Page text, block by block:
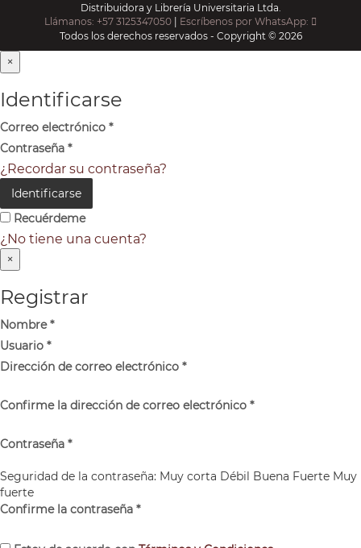
Distribuidora y Librería Universitaria Ltda.
Llámanos: +57 3125347050 | Escríbenos por WhatsApp:
Todos los derechos reservados - Copyright © 2026
×
Identificarse
Correo electrónico *
Contraseña *
¿Recordar su contraseña?
Identificarse
Recuérdeme
¿No tiene una cuenta?
×
Registrar
Nombre*
Usuario *
Dirección de correo electrónico *
Confirme la dirección de correo electrónico *
Contraseña *
Seguridad de la contraseña: Muy corta Débil Buena Fuerte Muy
fuerte
Confirme la contraseña *